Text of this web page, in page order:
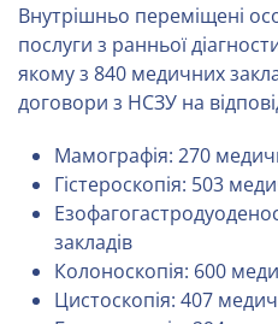
Внутрішньо переміщені
послуги з ранньої
якому з 840 медичних
договори з НСЗУ на
Мамографія: 270
Гістероскопія: 503
закладів
Колоноскопія: 600
Цистоскопія: 407